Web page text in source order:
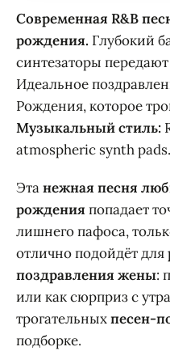
Современная R&B
рождения. Глубокий
синтезаторы
Идеальное
Рождения, которое
Музыкальный стиль:
atmospheric synth pads.
Этанежная песня
рождения попадает
лишнего пафоса,
отлично подойдёт для
поздравления жены:
или как сюрприз с
трогательныхпесен-
подборке.